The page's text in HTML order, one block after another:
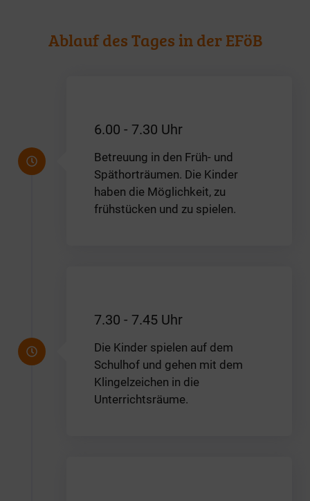
Ablauf des Tages in der EFöB
6.00 - 7.30 Uhr
Betreuung in den Früh- und
Späthorträumen. Die Kinder
haben die Möglichkeit, zu
frühstücken und zu spielen.
7.30 - 7.45 Uhr
Die Kinder spielen auf dem
Schulhof und gehen mit dem
Klingelzeichen in die
Unterrichtsräume.